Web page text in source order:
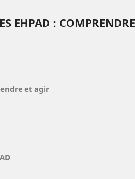
EHPAD : COMPRENDRE
et agir